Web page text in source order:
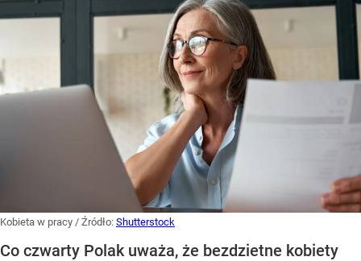
Kobieta w pracy / Źródło: Shutterstock
Co czwarty Polak uważa, że bezdzietne kobiety